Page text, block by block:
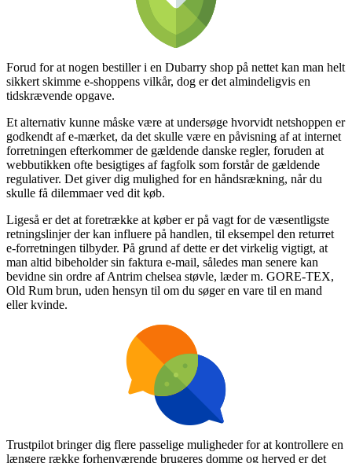
Forud for at nogen bestiller i en Dubarry shop på nettet kan man helt
sikkert skimme e-shoppens vilkår, dog er det almindeligvis en
tidskrævende opgave.
Et alternativ kunne måske være at undersøge hvorvidt netshoppen er
godkendt af e-mærket, da det skulle være en påvisning af at internet
forretningen efterkommer de gældende danske regler, foruden at
webbutikken ofte besigtiges af fagfolk som forstår de gældende
regulativer. Det giver dig mulighed for en håndsrækning, når du
skulle få dilemmaer ved dit køb.
Ligeså er det at foretrække at køber er på vagt for de væsentligste
retningslinjer der kan influere på handlen, til eksempel den returret
e-forretningen tilbyder. På grund af dette er det virkelig vigtigt, at
man altid bibeholder sin faktura e-mail, således man senere kan
bevidne sin ordre af Antrim chelsea støvle, læder m. GORE-TEX,
Old Rum brun, uden hensyn til om du søger en vare til en mand
eller kvinde.
Trustpilot bringer dig flere passelige muligheder for at kontrollere en
længere række forhenværende brugeres domme og herved er det